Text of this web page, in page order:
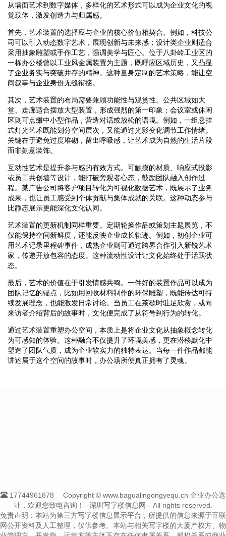
从墙面艺术到数字媒体，多样化的艺术形式可以成为企业文化的视
觉载体，激发创造力与归属感。
首先，艺术装置的选择应与企业的核心价值相契合。例如，科技公
司可以引入动态数字艺术，展现创新与未来感；设计类企业则适合
采用抽象雕塑或手作工艺，强调美学与匠心。位于八卦岭工业区的
一栋办公楼曾以工业风金属装置为主题，既呼应区域历史，又凸显
了企业务实与突破并存的精神。这种量身定制的艺术策略，能让空
间叙事与企业身份无缝衔接。
其次，艺术装置的布局需要兼顾功能性与观赏性。公共区域如大
堂、走廊适合摆放大型装置，形成强烈的第一印象；会议室或休闲
区则可点缀中小型作品，营造对话或放松的语境。例如，一组悬挂
式灯光艺术既能划分空间层次，又能通过光影变化调节工作情绪。
关键在于避免过度堆砌，留出呼吸感，让艺术成为自然的生活片段
而非刻意装饰。
互动性艺术是提升参与感的有效方式。可触摸的材质、响应式投影
或员工共创墙等设计，能打破旁观者心态，鼓励团队融入创作过
程。某广告公司将客户项目转化为可视化数据艺术，既展示了业务
成果，也让员工感受到个体贡献与集体成就的关联。这种动态参与
比静态展示更能深化文化认同。
艺术装置的更新机制同样重要。定期轮换作品或策划主题展览，不
仅能保持空间新鲜度，还能反映企业成长轨迹。例如，初创企业可
用艺术记录里程碑事件，成熟企业则可通过跨界合作引入新锐艺术
家，传递开放包容的态度。这种流动性设计让文化始终处于活跃状
态。
最后，艺术的价值在于引发情感共鸣。一件好的装置作品可以成为
团队记忆的锚点，比如用回收材料制作的环保雕塑，既能传达可持
续发展理念，也能激发日常讨论。当员工在茶歇时驻足欣赏，或向
来访者介绍背后的故事时，文化便完成了从符号到行为的转化。
通过艺术装置重塑办公空间，本质上是将企业文化从抽象概念转化
为可感知的体验。这种融合不仅提升了环境美感，更在潜移默化中
塑造了团队气质，成为企业软实力的独特表达。当每一件作品都能
讲述属于这个空间的故事时，办公场所便真正拥有了灵魂。
17744961878
Copyright © www.bagualingongyequ.cn 企业办公选
址，欢迎您致电咨询！--深圳写字楼信息网-- All rights reserved.
免责声明：本站为第三方写字楼信息展示平台，所提供的信息来源于互联
网公开资料及人工整理，仅供参考。本站与相关写字楼的大厦产权方、物